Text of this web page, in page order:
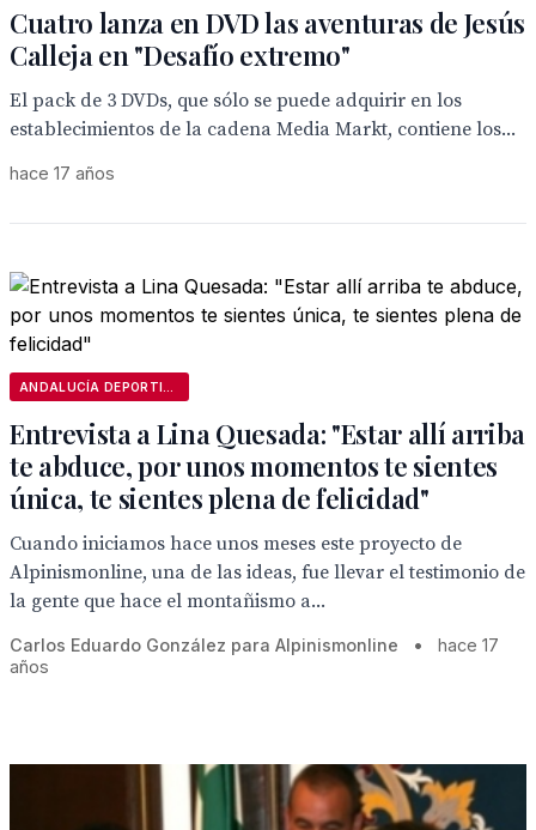
Cuatro lanza en DVD las aventuras de Jesús
Calleja en "Desafío extremo"
El pack de 3 DVDs, que sólo se puede adquirir en los
establecimientos de la cadena Media Markt, contiene los...
hace 17 años
Entrevista a Lina Quesada: "Estar allí arriba
te abduce, por unos momentos te sientes
única, te sientes plena de felicidad"
Cuando iniciamos hace unos meses este proyecto de
Alpinismonline, una de las ideas, fue llevar el testimonio de
la gente que hace el montañismo a...
Carlos Eduardo González para Alpinismonline •
hace 17
años